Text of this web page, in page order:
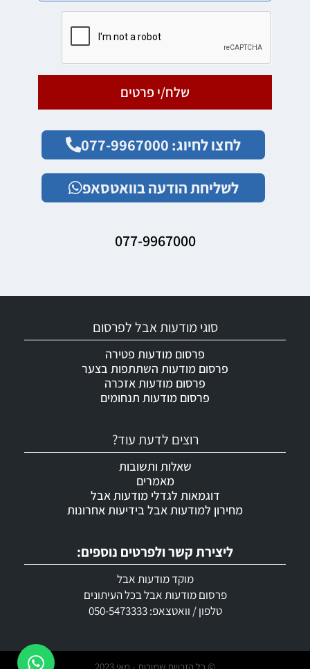
שלח/י פרטים
לחצו לחיוג: 077-9967000
לשליחת הודעה בוואטסאפ
077-9967000
ליצירת קשר ולפרטים נוספים:
מוקד מודעות אבל
פרסום מודעות אבל בכל העיתונים
טלפון / וואטצאפ: 050-5473333
רוצים לדעת עוד?
שאלות ותשובות
מאמרים
דוגמאות לגדלי מודעות אבל
מחירון למודעות אבל בידיעות אחרונות
סוגי מודעות אבל לפרסום
פרסום מודעות פטירה
פרסום מודעות השתתפות בצער
פרסום מודעות אזכרה
פרסום מודעות תנחומים